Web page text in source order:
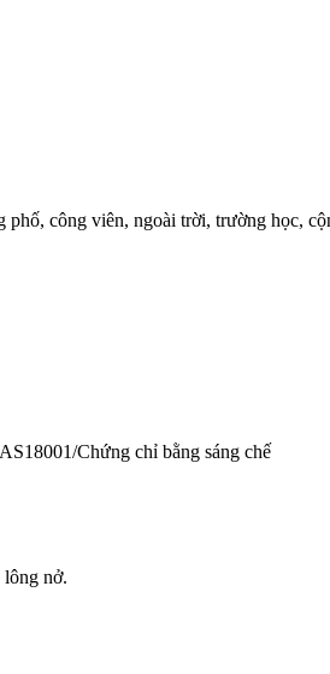
công viên, ngoài trời, trường học,
Chứng chỉ bằng sáng chế
lông nở.